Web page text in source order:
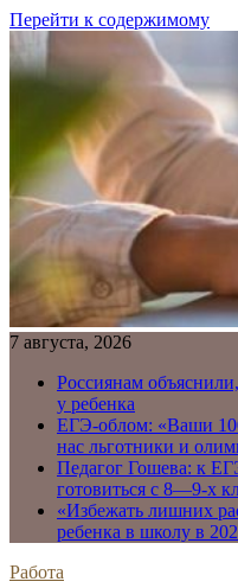
Перейти к содержимому
7 августа, 2026
Россиянам
у ребенка
ЕГЭ-облом: «Ваши
нас льготники и
Педагог Гошева: к
готовиться с 8—9-х
«Избежать лишних
ребенка в школу в
Работа